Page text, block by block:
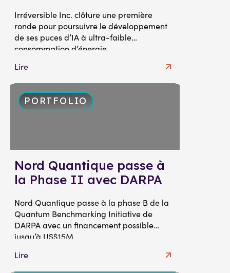
Irréversible Inc. clôture une première
ronde pour poursuivre le développement
de ses puces d’IA à ultra-faible
consommation d’énergie
Lire
PORTFOLIO
Nord Quantique passe à
la Phase II avec DARPA
Nord Quantique passe à la phase B de la
Quantum Benchmarking Initiative de
DARPA avec un financement possible
jusqu’à US$15M.
Lire